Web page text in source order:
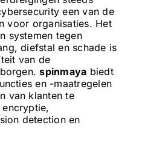
een van de
voor organisaties. Het
systemen tegen
diefstal en schade is
van de
spinmaya biedt
en -maatregelen
van klanten te
detection en